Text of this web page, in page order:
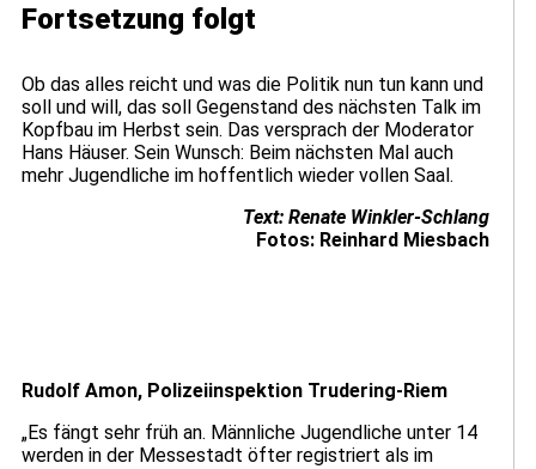
Fortsetzung folgt
Ob das alles reicht und was die Politik nun tun kann und
soll und will, das soll Gegenstand des nächsten Talk im
Kopfbau im Herbst sein. Das versprach der Moderator
Hans Häuser. Sein Wunsch: Beim nächsten Mal auch
mehr Jugendliche im hoffentlich wieder vollen Saal.
Text: Renate Winkler-Schlang
Fotos: Reinhard Miesbach
Rudolf Amon, Polizeiinspektion Trudering-Riem
„Es fängt sehr früh an. Männliche Jugendliche unter 14
werden in der Messestadt öfter registriert als im